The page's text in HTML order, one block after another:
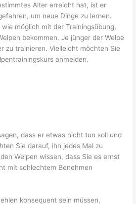
Alter erreicht hat, ist er
um neue Dinge zu lernen.
möglich mit der Trainingsübung,
bekommen. Je jünger der Welpe
zu trainieren. Vielleicht möchten Sie
anmelden.
dass er etwas nicht tun soll und
Sie darauf, ihn jedes Mal zu
Welpen wissen, dass Sie es ernst
mit schlechtem Benehmen
konsequent sein müssen,